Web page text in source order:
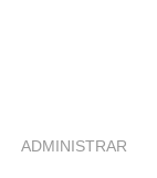
ADMINISTRAR